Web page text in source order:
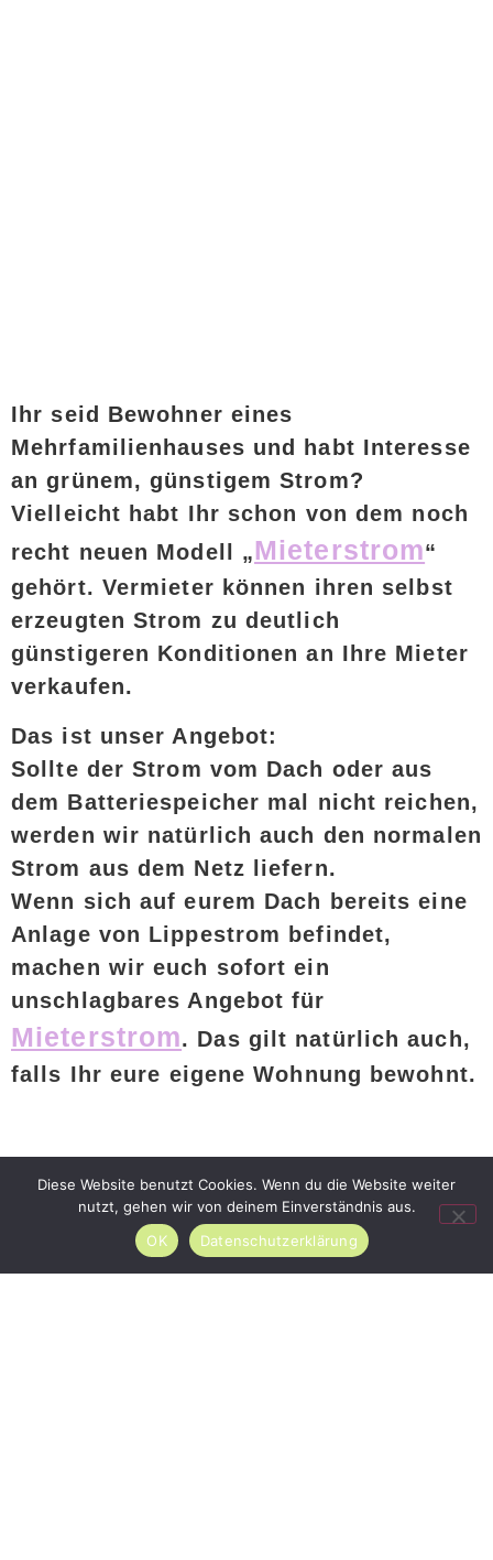
Ihr seid Bewohner eines
Mehrfamilienhauses und habt Interesse
an grünem, günstigem Strom?
Vielleicht habt Ihr schon von dem noch
recht neuen Modell „Mieterstrom“
gehört. Vermieter können ihren selbst
erzeugten Strom zu deutlich
günstigeren Konditionen an Ihre Mieter
verkaufen.
Das ist unser Angebot:
Sollte der Strom vom Dach oder aus
dem Batteriespeicher mal nicht reichen,
werden wir natürlich auch den normalen
Strom aus dem Netz liefern.
Wenn sich auf eurem Dach bereits eine
Anlage von Lippestrom befindet,
machen wir euch sofort ein
unschlagbares Angebot für
Mieterstrom. Das gilt natürlich auch,
falls Ihr eure eigene Wohnung bewohnt.
Diese Website benutzt Cookies. Wenn du die Website weiter
nutzt, gehen wir von deinem Einverständnis aus.
OK
Datenschutzerklärung